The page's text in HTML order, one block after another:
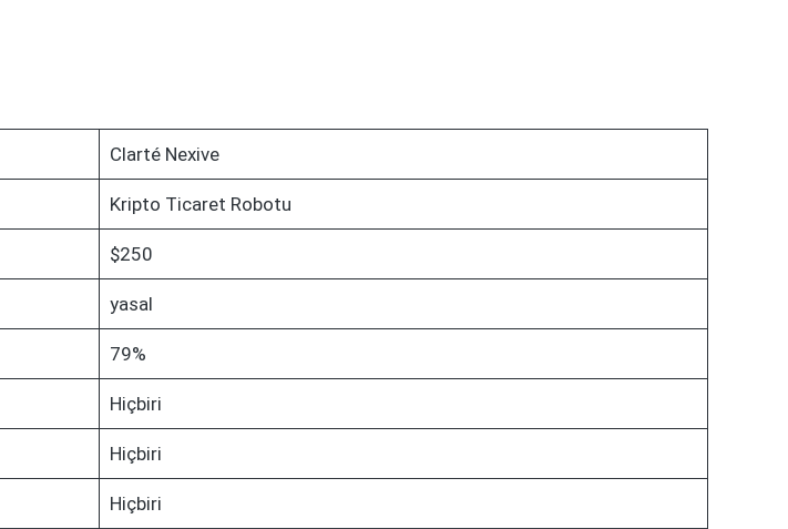
Clarté Nexive
Kripto Ticaret Robotu
$250
yasal
79%
Hiçbiri
Hiçbiri
Hiçbiri